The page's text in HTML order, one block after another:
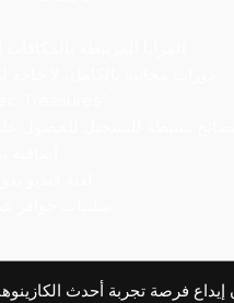
فرصة تجربة أحدث